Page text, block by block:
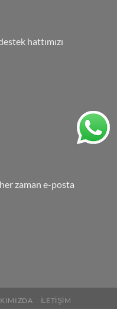
hattımızı
zaman e-posta
İLETİŞİM